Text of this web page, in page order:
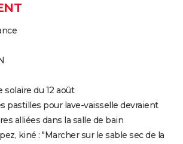
solaire du 12 août
pastilles pour lave-vaisselle devraient
alliées dans la salle de bain
kiné : "Marcher sur le sable sec de la